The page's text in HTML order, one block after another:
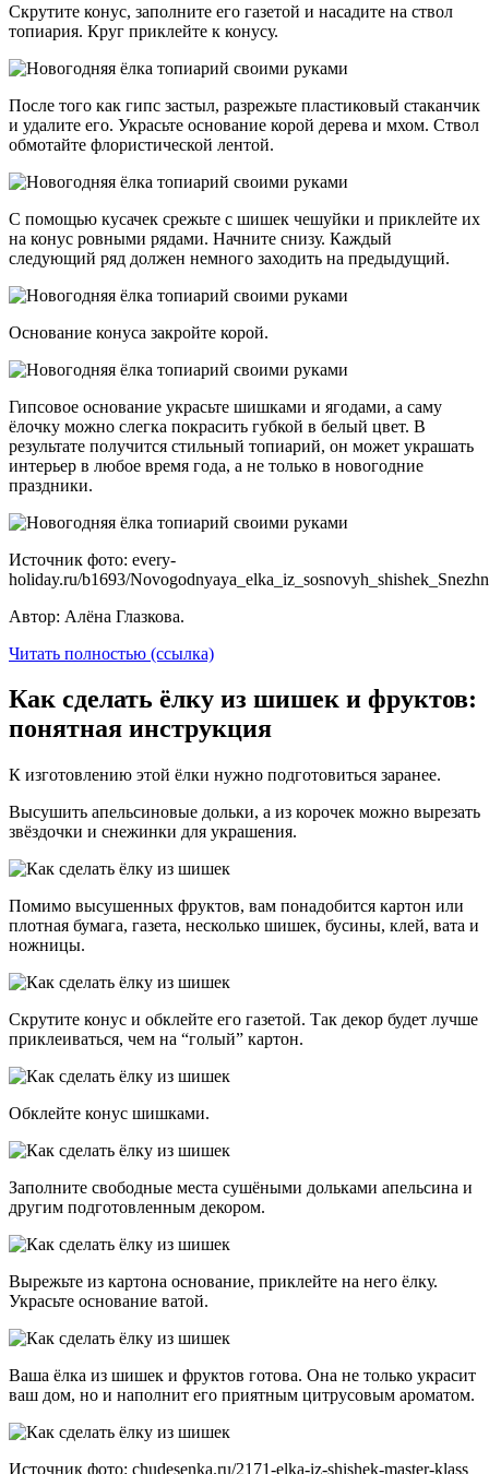
Скрутите конус, заполните его газетой и насадите на ствол
топиария. Круг приклейте к конусу.
После того как гипс застыл, разрежьте пластиковый стаканчик
и удалите его. Украсьте основание корой дерева и мхом. Ствол
обмотайте флористической лентой.
С помощью кусачек срежьте с шишек чешуйки и приклейте их
на конус ровными рядами. Начните снизу. Каждый
следующий ряд должен немного заходить на предыдущий.
Основание конуса закройте корой.
Гипсовое основание украсьте шишками и ягодами, а саму
ёлочку можно слегка покрасить губкой в белый цвет. В
результате получится стильный топиарий, он может украшать
интерьер в любое время года, а не только в новогодние
праздники.
Источник фото: every-
holiday.ru/b1693/
Автор: Алёна Глазкова.
Читать полностью (ссылка)
Как сделать ёлку из шишек и фруктов:
понятная инструкция
К изготовлению этой ёлки нужно подготовиться заранее.
Высушить апельсиновые дольки, а из корочек можно вырезать
звёздочки и снежинки для украшения.
Помимо высушенных фруктов, вам понадобится картон или
плотная бумага, газета, несколько шишек, бусины, клей, вата и
ножницы.
Скрутите конус и обклейте его газетой. Так декор будет лучше
приклеиваться, чем на “голый” картон.
Обклейте конус шишками.
Заполните свободные места сушёными дольками апельсина и
другим подготовленным декором.
Вырежьте из картона основание, приклейте на него ёлку.
Украсьте основание ватой.
Ваша ёлка из шишек и фруктов готова. Она не только украсит
ваш дом, но и наполнит его приятным цитрусовым ароматом.
Источник фото: chudesenka.ru/2171-elka-iz-shishek-master-klass